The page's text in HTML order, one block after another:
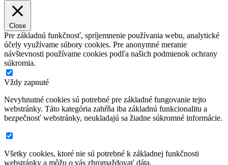
Close
Pre základnú funkčnosť, spríjemnenie používania webu, analytické
účely využívame súbory cookies. Pre anonymné meranie
návštevnosti používame cookies podľa našich podmienok ochrany
súkromia.
Vždy zapnuté
Nevyhnutné cookies sú potrebné pre základné fungovanie tejto
webstránky. Táto kategória zahŕňa iba základnú funkcionalitu a
bezpečnosť webstránky, neukladajú sa žiadne súkromné informácie.
Všetky cookies, ktoré nie sú potrebné k základnej funkčnosti
webstránky a môžu o vás zhromaždovať dáta.